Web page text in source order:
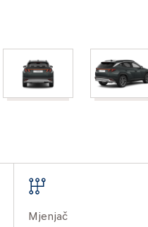
Mjenjač